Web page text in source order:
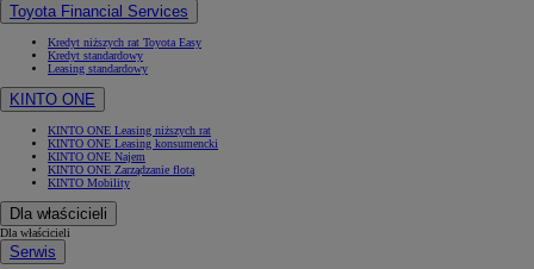
Toyota Financial Services
Kredyt niższych rat Toyota Easy
Kredyt standardowy
Leasing standardowy
KINTO ONE
KINTO ONE Leasing niższych rat
KINTO ONE Leasing konsumencki
KINTO ONE Najem
KINTO ONE Zarządzanie flotą
KINTO Mobility
Dla właścicieli
Dla właścicieli
Serwis